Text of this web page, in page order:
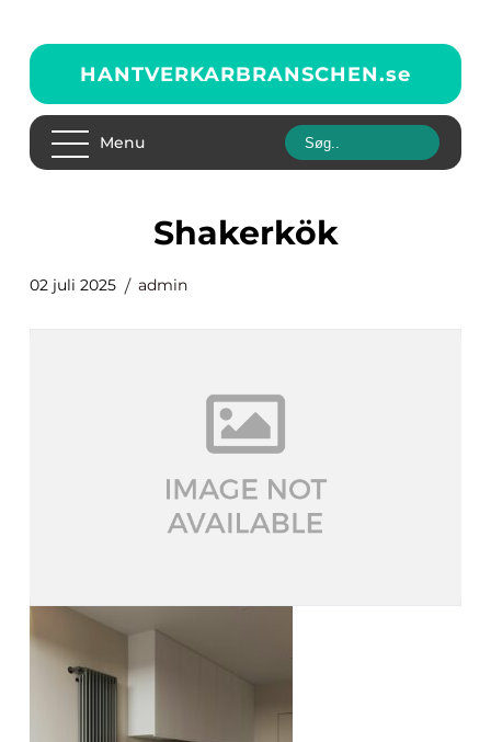
HANTVERKARBRANSCHEN.se
Menu
Shakerkök
02 juli 2025 admin